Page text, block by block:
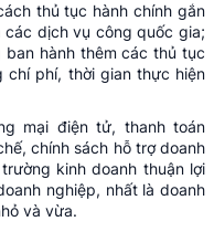
thủ tục hành chính gắn
các dịch vụ công quốc gia;
hành thêm các thủ tục
chí phí, thời gian thực hiện
mại điện tử, thanh toán
chính sách hỗ trợ doanh
kinh doanh thuận lợi
nghiệp, nhất là doanh
và vừa.